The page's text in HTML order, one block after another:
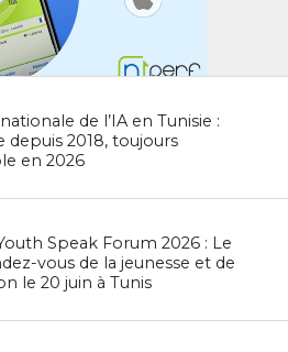
de l’IA en Tunisie :
depuis 2018, toujours
en 2026
Speak Forum 2026 : Le
vous de la jeunesse et de
le 20 juin à Tunis